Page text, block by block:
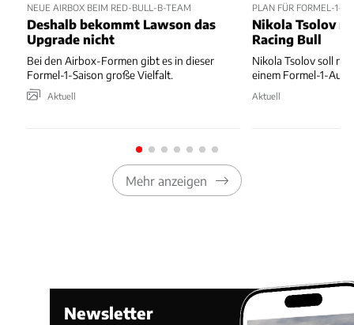
NEUE AIRBOX BEIM RED-BULL-B-TEAM
Deshalb bekommt Lawson das
Upgrade nicht
Bei den Airbox-Formen gibt es in dieser
Formel-1-Saison große Vielfalt.
Aktuell
PLAN FÜR FORMEL-1-
Nikola Tsolov
Racing Bull
Nikola Tsolov soll
einem Formel-1-
Aktuell
Mehr anzeigen
Newsletter